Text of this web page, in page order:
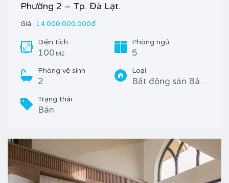
Phường 2 – Tp. Đà Lạt.
Giá 14.000.000.000đ
Diện tích
100 M2
Phòng ngủ
5
Phòng vệ sinh
2
Loại
Bất động sản Bán, Nhà
Trạng thái
Bán